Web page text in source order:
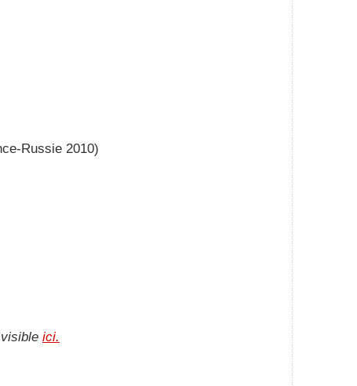
Russie 2010)
ici.